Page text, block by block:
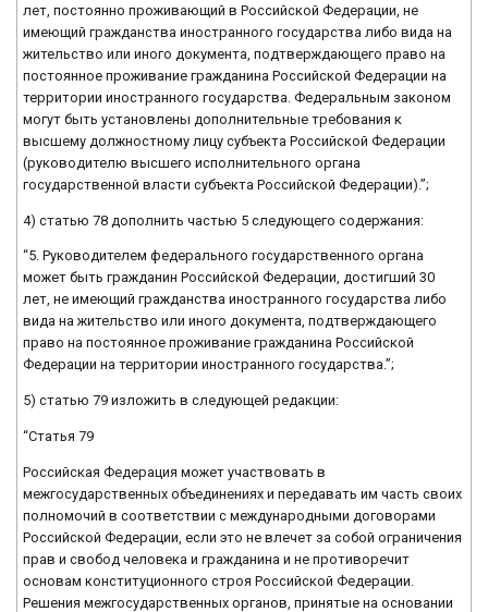
лет, постоянно проживающий в Российской Федерации, не
имеющий гражданства иностранного государства либо вида на
жительство или иного документа, подтверждающего право на
постоянное проживание гражданина Российской Федерации на
территории иностранного государства. Федеральным законом
могут быть установлены дополнительные требования к
высшему должностному лицу субъекта Российской Федерации
(руководителю высшего исполнительного органа
государственной власти субъекта Российской Федерации).”;
4) статью 78 дополнить частью 5 следующего содержания:
“5. Руководителем федерального государственного органа
может быть гражданин Российской Федерации, достигший 30
лет, не имеющий гражданства иностранного государства либо
вида на жительство или иного документа, подтверждающего
право на постоянное проживание гражданина Российской
Федерации на территории иностранного государства.”;
5) статью 79 изложить в следующей редакции:
“Статья 79
Российская Федерация может участвовать в
межгосударственных объединениях и передавать им часть своих
полномочий в соответствии с международными договорами
Российской Федерации, если это не влечет за собой ограничения
прав и свобод человека и гражданина и не противоречит
основам конституционного строя Российской Федерации.
Решения межгосударственных органов, принятые на основании